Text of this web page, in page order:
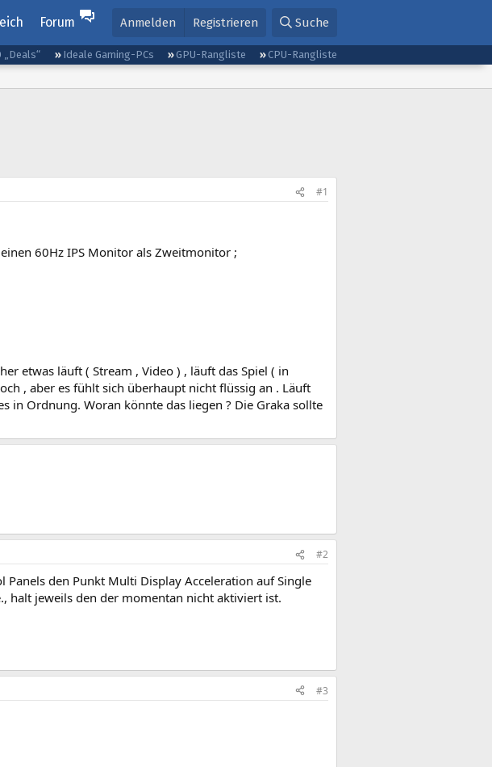
Forum Anmelden Registrieren Suche
„Deals“ Ideale Gaming-PCs GPU-Rangliste
CPU-Rangliste
#1
60Hz IPS Monitor als Zweitmonitor ;
etwas läuft ( Stream , Video ) , läuft das Spiel ( in
, aber es fühlt sich überhaupt nicht flüssig an . Läuft
in Ordnung. Woran könnte das liegen ? Die Graka sollte
#2
den Punkt Multi Display Acceleration auf Single
halt jeweils den der momentan nicht aktiviert ist.
#3